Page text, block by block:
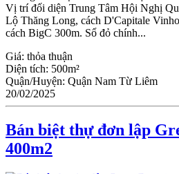
Vị trí đối diện Trung Tâm Hội Nghị
Lộ Thăng Long, cách D'Capitale
cách BigC 300m. Sổ đỏ chính...
Giá: thỏa thuận
Diện tích: 500m²
Quận/Huyện: Quận Nam Từ Liêm
20/02/2025
Bán biệt thự đơn lập
400m2